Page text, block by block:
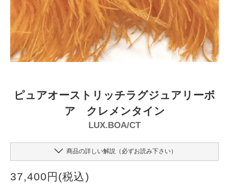
ピュアオーストリッチラグジュアリーボ
ア クレメンタイン
LUX.BOA/CT
商品の詳しい解説（必ずお読み下さい）
37,400円(税込)